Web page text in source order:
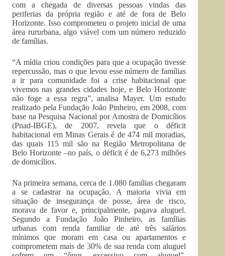
com a chegada de diversas pessoas vindas das
periferias da própria região e até de fora de Belo
Horizonte. Isso comprometeu o projeto inicial de uma
área rururbana, algo viável com um número reduzido
de famílias.
“A mídia criou condições para que a ocupação tivesse
repercussão, mas o que levou esse número de famílias
a ir para comunidade foi a crise habitacional que
vivemos nas grandes cidades hoje, e Belo Horizonte
não foge a essa regra”, analisa Mayer. Um estudo
realizado pela Fundação João Pinheiro, em 2008, com
base na Pesquisa Nacional por Amostra de Domicílios
(Pnad-IBGE), de 2007, revela que o déficit
habitacional em Minas Gerais é de 474 mil moradias,
das quais 115 mil são na Região Metropolitana de
Belo Horizonte –no país, o déficit é de 6,273 milhões
de domicílios.
Na primeira semana, cerca de 1.080 famílias chegaram
a se cadastrar na ocupação. A maioria vivia em
situação de insegurança de posse, área de risco,
morava de favor e, principalmente, pagava aluguel.
Segundo a Fundação João Pinheiro, as famílias
urbanas com renda familiar de até três salários
mínimos que moram em casa ou apartamentos e
comprometem mais de 30% de sua renda com aluguel